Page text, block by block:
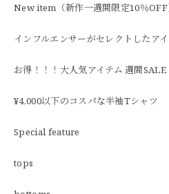
New item（新作一週間限定10％OFF
インフルエンサーがセレクトしたア
お得！！！大人気アイテム 週間SALE
¥4,000以下のコスパな半袖Tシャツ
Special feature
tops